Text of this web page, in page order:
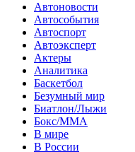
Автоновости
Автособытия
Автоспорт
Автоэксперт
Актеры
Аналитика
Баскетбол
Безумный мир
Биатлон/Лыжи
Бокс/MMA
В мире
В России